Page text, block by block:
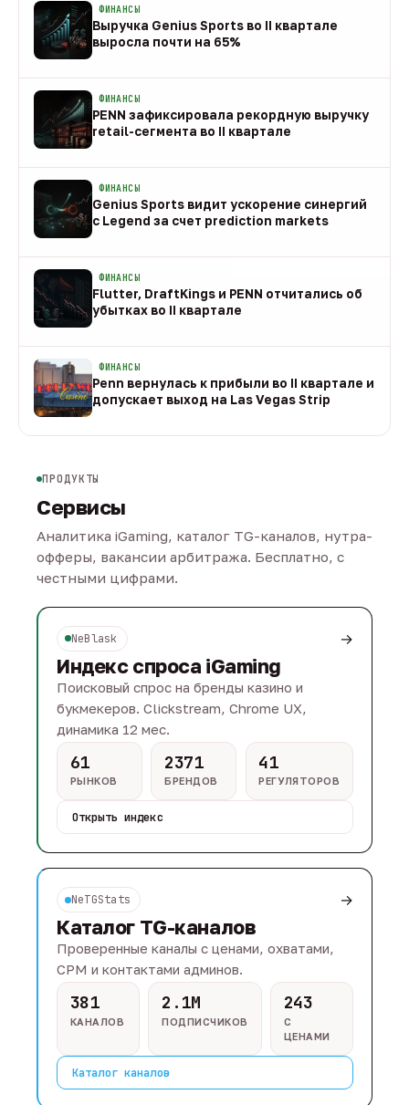
ФИНАНСЫ
Выручка Genius Sports во II квартале
выросла почти на 65%
ФИНАНСЫ
PENN зафиксировала рекордную выручку
retail-сегмента во II квартале
ФИНАНСЫ
Genius Sports видит ускорение синергий
с Legend за счет prediction markets
ФИНАНСЫ
Flutter, DraftKings и PENN отчитались об
убытках во II квартале
ФИНАНСЫ
Penn вернулась к прибыли во II квартале и
допускает выход на Las Vegas Strip
ПРОДУКТЫ
Сервисы
Аналитика iGaming, каталог TG-каналов, нутра-
офферы, вакансии арбитража. Бесплатно, с
честными цифрами.
NeBlask →
Индекс спроса iGaming
Поисковый спрос на бренды казино и
букмекеров. Clickstream, Chrome UX,
динамика 12 мес.
61
РЫНКОВ
2371
БРЕНДОВ
41
РЕГУЛЯТОРОВ
Открыть индекс
NeTGStats →
Каталог TG-каналов
Проверенные каналы с ценами, охватами,
CPM и контактами админов.
381
КАНАЛОВ
2.1M
ПОДПИСЧИКОВ
243
С
ЦЕНАМИ
Каталог каналов